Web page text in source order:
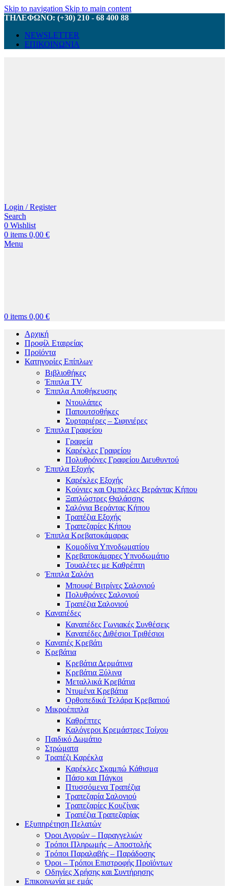
Skip to navigation Skip to main content
ΤΗΛΕΦΩΝΟ: (+30) 210 - 68 400 88
NEWSLETTER
ΕΠΙΚΟΙΝΩΝΙΑ
Login / Register
Search
0 Wishlist
0 items 0,00 €
Menu
0 items 0,00 €
Αρχική
Προφίλ Εταιρείας
Προϊόντα
Κατηγορίες Επίπλων
Βιβλιοθήκες
Έπιπλα TV
Έπιπλα Αποθήκευσης
Ντουλάπες
Παπουτσοθήκες
Συρταριέρες – Σιφινιέρες
Έπιπλα Γραφείου
Γραφεία
Καρέκλες Γραφείου
Πολυθρόνες Γραφείου Διευθυντού
Έπιπλα Εξοχής
Καρέκλες Εξοχής
Κούνιες και Ομπρέλες Βεράντας Κήπου
Ξαπλώστρες Θαλάσσης
Σαλόνια Βεράντας Κήπου
Τραπέζια Εξοχής
Τραπεζαρίες Κήπου
Έπιπλα Κρεβατοκάμαρας
Κομοδίνα Υπνοδωματίου
Κρεβατοκάμαρες Υπνοδωμάτιο
Τουαλέτες με Καθρέπτη
Έπιπλα Σαλόνι
Μπουφέ Βιτρίνες Σαλονιού
Πολυθρόνες Σαλονιού
Τραπέζια Σαλονιού
Καναπέδες
Καναπέδες Γωνιακές Συνθέσεις
Καναπέδες Διθέσιοι Τριθέσιοι
Καναπές Κρεβάτι
Κρεβάτια
Κρεβάτια Δερμάτινα
Κρεβάτια Ξύλινα
Μεταλλικά Κρεβάτια
Ντυμένα Κρεβάτια
Ορθοπεδικά Τελάρα Κρεβατιού
Μικροέπιπλα
Καθρέπτες
Καλόγεροι Κρεμάστρες Τοίχου
Παιδικό Δωμάτιο
Στρώματα
Τραπέζι Καρέκλα
Καρέκλες Σκαμπώ Κάθισμα
Πάσο και Πάγκοι
Πτυσσόμενα Τραπέζια
Τραπεζαρία Σαλονιού
Τραπεζαρίες Κουζίνας
Τραπέζια Τραπεζαρίας
Εξυπηρέτηση Πελατών
Όροι Αγορών – Παραγγελιών
Τρόποι Πληρωμής – Αποστολής
Τρόποι Παραλαβής – Παράδοσης
Όροι – Τρόποι Επιστροφής Προϊόντων
Οδηγίες Χρήσης και Συντήρησης
Επικοινωνία με εμάς